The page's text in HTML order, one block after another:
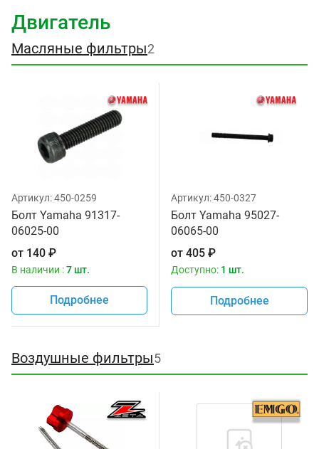
Двигатель
Масляные фильтры2
Артикул:450-0259
Болт Yamaha 91317-
06025-00
от 140 ₽
В наличии :7 шт.
Подробнее
Артикул:450-0327
Болт Yamaha 95027-
06065-00
от 405 ₽
Доступно: 1 шт.
Подробнее
Воздушные фильтры5